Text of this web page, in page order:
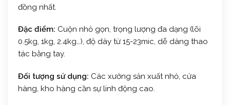
đồng nhất.
Đặc điểm: Cuộn nhỏ gọn, trọng lượng đa dạng (lõi
0.5kg, 1kg, 2.4kg…), độ dày từ 15-23mic, dễ dàng thao
tác bằng tay.
Đối tượng sử dụng: Các xưởng sản xuất nhỏ, cửa
hàng, kho hàng cần sự linh động cao.